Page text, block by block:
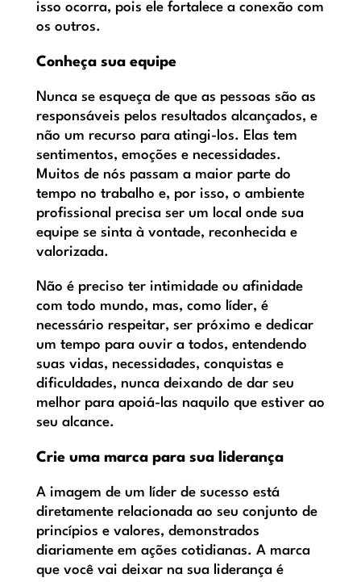
isso ocorra, pois ele fortalece a conexão com
os outros.
Conheça sua equipe
Nunca se esqueça de que as pessoas são as
responsáveis pelos resultados alcançados, e
não um recurso para atingi-los. Elas tem
sentimentos, emoções e necessidades.
Muitos de nós passam a maior parte do
tempo no trabalho e, por isso, o ambiente
profissional precisa ser um local onde sua
equipe se sinta à vontade, reconhecida e
valorizada.
Não é preciso ter intimidade ou afinidade
com todo mundo, mas, como líder, é
necessário respeitar, ser próximo e dedicar
um tempo para ouvir a todos, entendendo
suas vidas, necessidades, conquistas e
dificuldades, nunca deixando de dar seu
melhor para apoiá-las naquilo que estiver ao
seu alcance.
Crie uma marca para sua liderança
A imagem de um líder de sucesso está
diretamente relacionada ao seu conjunto de
princípios e valores, demonstrados
diariamente em ações cotidianas. A marca
que você vai deixar na sua liderança é